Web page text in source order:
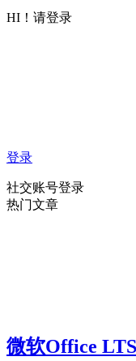
HI！请登录
登录
社交账号登录
热门文章
微软Office